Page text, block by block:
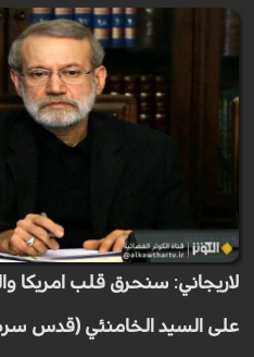
لاريجاني: سنحرق قلب امريكا
على السيد الخامنئي (قدس